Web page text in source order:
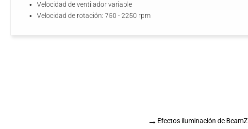
Velocidad de ventilador variable
Velocidad de rotación: 750 - 2250 rpm
→ Efectos iluminación de BeamZ